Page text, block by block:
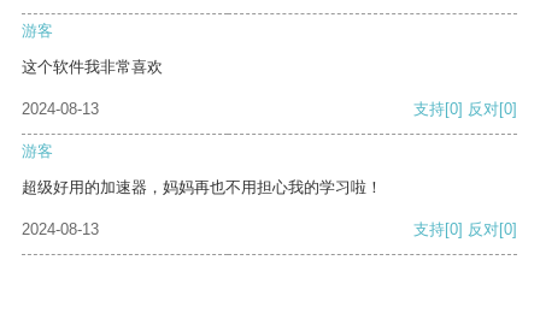
游客
这个软件我非常喜欢
2024-08-13 支持[0] 反对[0]
游客
超级好用的加速器，妈妈再也不用担心我的学习啦！
2024-08-13 支持[0] 反对[0]